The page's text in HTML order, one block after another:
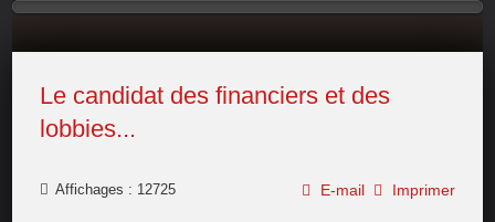
Le candidat des financiers et des
lobbies...
Imprimer
E-mail
Affichages : 12725